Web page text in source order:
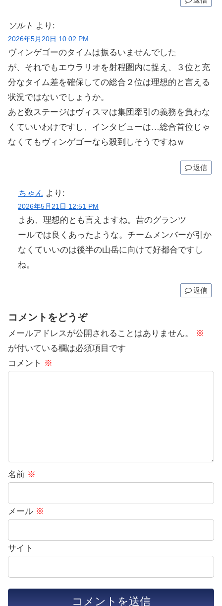
ソルト より:
2026年5月20日 10:02 PM
ヴィンゲゴーのタイムは振るいませんでした
が、それでもエウラリオを射程圏内に捉え、３位と充
分なタイム差を確保しての総合２位は理想的と言える
状況ではないでしょうか。
あと数ステージはヴィスマは集団牽引の義務を負わな
くていいわけですし、インタビューは…総合首位じゃ
なくてもヴィンゲゴーなら殺到しそうですねｗ
返信
ちゃん より:
2026年5月21日 12:51 PM
まあ、理想的とも言えますね。昔のグランツ
ールでは良くあったような。チームメンバーが引か
なくていいのは後半の山岳に向けて好都合ですし
ね。
返信
コメントをどうぞ
メールアドレスが公開されることはありません。
※
が付いている欄は必須項目です
コメント ※
名前 ※
メール ※
サイト